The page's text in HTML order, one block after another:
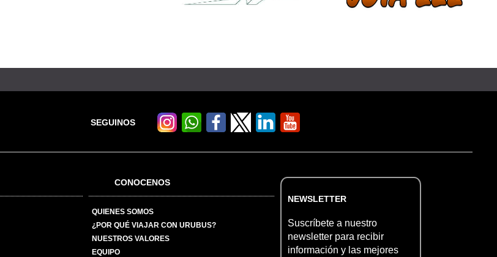
SEGUINOS
CONOCENOS
QUIENES SOMOS
¿POR QUÉ VIAJAR CON URUBUS?
NUESTROS VALORES
EQUIPO
NEWSLETTER
Suscríbete a nuestro
newsletter para recibir
información y las mejores